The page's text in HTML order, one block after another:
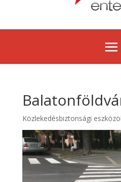
Közlekedésbiztonsági